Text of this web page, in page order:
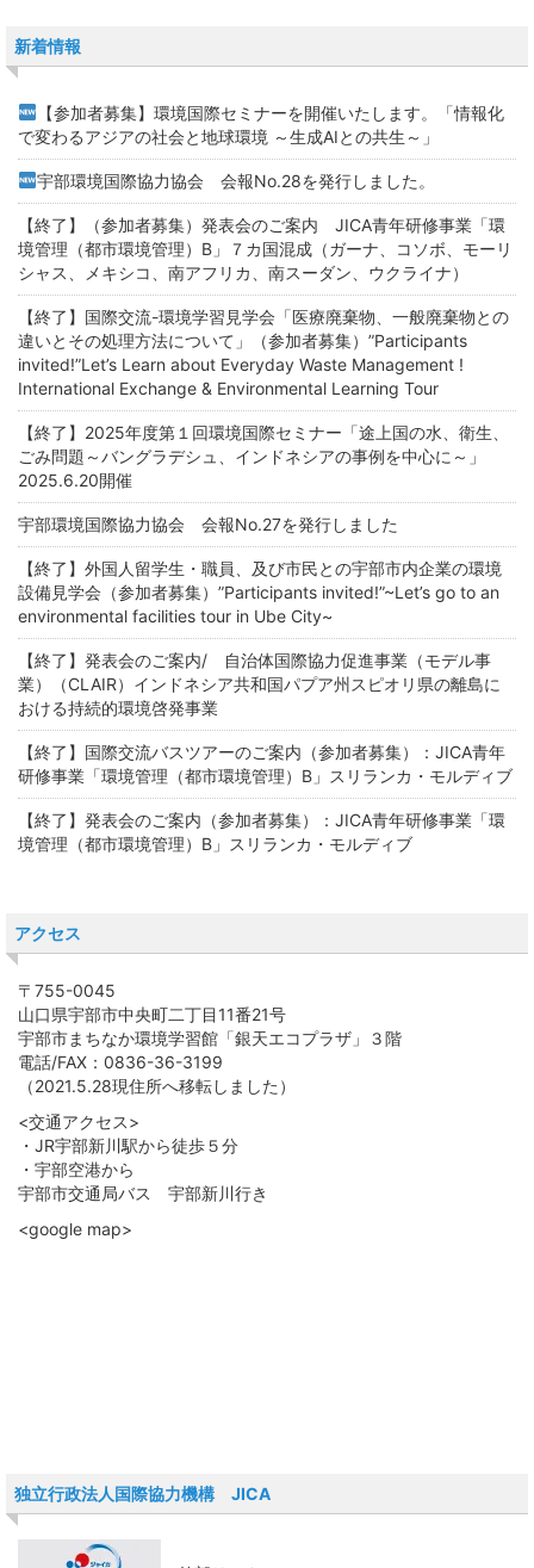
新着情報
【参加者募集】環境国際セミナーを開催いたします。「情報化
で変わるアジアの社会と地球環境 ～生成AIとの共生～」
宇部環境国際協力協会 会報No.28を発行しました。
【終了】（参加者募集）発表会のご案内 JICA青年研修事業「環
境管理（都市環境管理）B」７カ国混成（ガーナ、コソボ、モーリ
シャス、メキシコ、南アフリカ、南スーダン、ウクライナ）
【終了】国際交流-環境学習見学会「医療廃棄物、一般廃棄物との
違いとその処理方法について」（参加者募集）”Participants
invited!”Let’s Learn about Everyday Waste Management !
International Exchange & Environmental Learning Tour
【終了】2025年度第１回環境国際セミナー「途上国の水、衛生、
ごみ問題～バングラデシュ、インドネシアの事例を中心に～」
2025.6.20開催
宇部環境国際協力協会 会報No.27を発行しました
【終了】外国人留学生・職員、及び市民との宇部市内企業の環境
設備見学会（参加者募集）”Participants invited!”~Let’s go to an
environmental facilities tour in Ube City~
【終了】発表会のご案内/ 自治体国際協力促進事業（モデル事
業）（CLAIR）インドネシア共和国パプア州スピオリ県の離島に
おける持続的環境啓発事業
【終了】国際交流バスツアーのご案内（参加者募集）：JICA青年
研修事業「環境管理（都市環境管理）B」スリランカ・モルディブ
【終了】発表会のご案内（参加者募集）：JICA青年研修事業「環
境管理（都市環境管理）B」スリランカ・モルディブ
アクセス
〒755-0045
山口県宇部市中央町二丁目11番21号
宇部市まちなか環境学習館「銀天エコプラザ」３階
電話/FAX：0836-36-3199
（2021.5.28現住所へ移転しました）
<交通アクセス>
・JR宇部新川駅から徒歩５分
・宇部空港から
宇部市交通局バス 宇部新川行き
<google map>
独立行政法人国際協力機構 JICA